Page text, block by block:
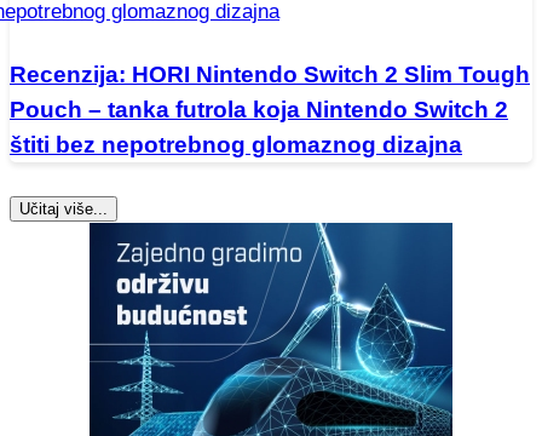
Recenzija: HORI Nintendo Switch 2 Slim Tough
Pouch – tanka futrola koja Nintendo Switch 2
štiti bez nepotrebnog glomaznog dizajna
Učitaj više...